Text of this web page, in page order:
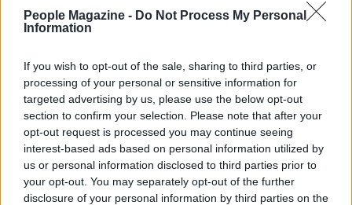
People Magazine - Do Not Process My Personal
Information
If you wish to opt-out of the sale, sharing to third parties, or
processing of your personal or sensitive information for
targeted advertising by us, please use the below opt-out
section to confirm your selection. Please note that after your
opt-out request is processed you may continue seeing
interest-based ads based on personal information utilized by
us or personal information disclosed to third parties prior to
your opt-out. You may separately opt-out of the further
disclosure of your personal information by third parties on the
ristrutturazione e le spese operative per
determinare il potenziale di reddito. Non
rivalutazione a lungo termine, poiché il mercato
immobiliare è tipicamente un investimento a lungo
termine. Sai già come pianificare il tuo
investimento?
Previsioni a medio termine